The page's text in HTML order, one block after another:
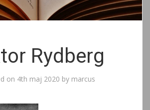
Rydberg
on 4th maj 2020 by marcus